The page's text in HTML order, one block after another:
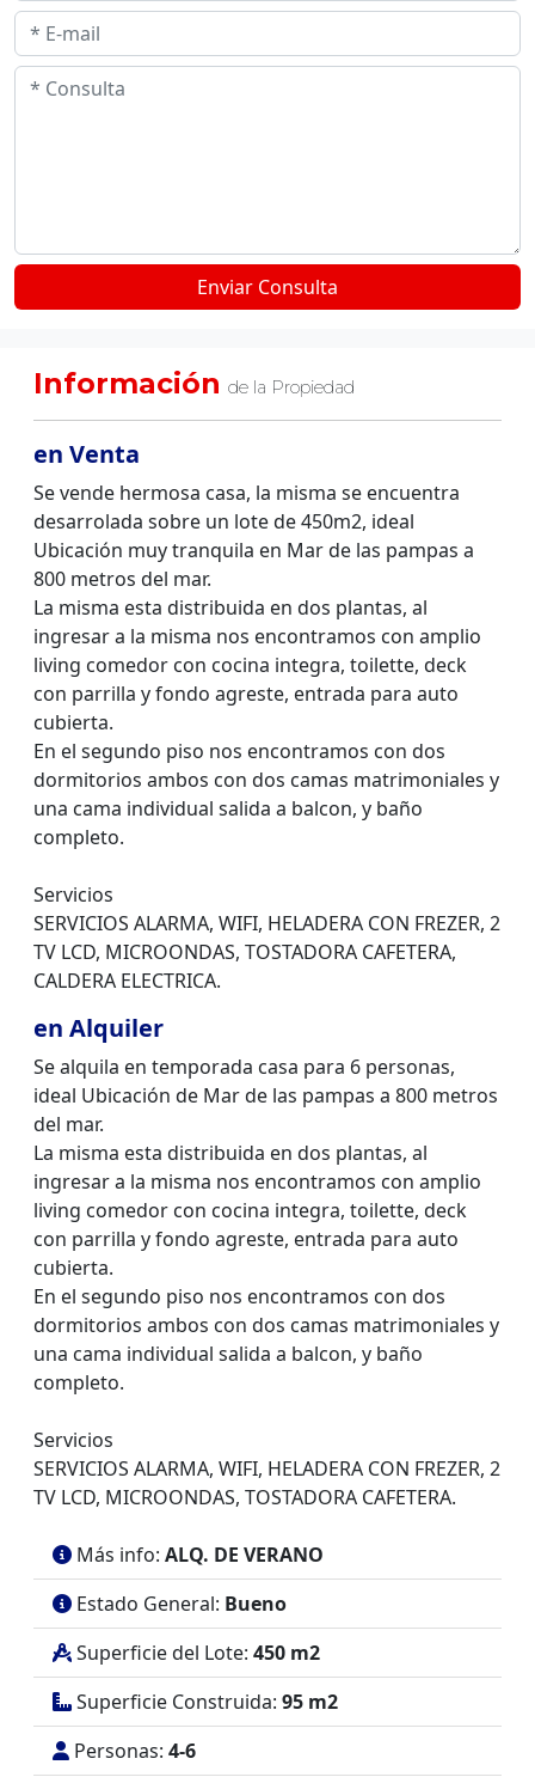
Información de la Propiedad
en Venta
Se vende hermosa casa, la misma se encuentra
desarrolada sobre un lote de 450m2, ideal
Ubicación muy tranquila en Mar de las pampas a
800 metros del mar.
La misma esta distribuida en dos plantas, al
ingresar a la misma nos encontramos con amplio
living comedor con cocina integra, toilette, deck
con parrilla y fondo agreste, entrada para auto
cubierta.
En el segundo piso nos encontramos con dos
dormitorios ambos con dos camas matrimoniales y
una cama individual salida a balcon, y baño
completo.
Servicios
SERVICIOS ALARMA, WIFI, HELADERA CON FREZER, 2
TV LCD, MICROONDAS, TOSTADORA CAFETERA,
CALDERA ELECTRICA.
en Alquiler
Se alquila en temporada casa para 6 personas,
ideal Ubicación de Mar de las pampas a 800 metros
del mar.
La misma esta distribuida en dos plantas, al
ingresar a la misma nos encontramos con amplio
living comedor con cocina integra, toilette, deck
con parrilla y fondo agreste, entrada para auto
cubierta.
En el segundo piso nos encontramos con dos
dormitorios ambos con dos camas matrimoniales y
una cama individual salida a balcon, y baño
completo.
Servicios
SERVICIOS ALARMA, WIFI, HELADERA CON FREZER, 2
TV LCD, MICROONDAS, TOSTADORA CAFETERA.
Más info: ALQ. DE VERANO
Estado General: Bueno
Superficie del Lote: 450 m2
Superficie Construida: 95 m2
Personas: 4-6